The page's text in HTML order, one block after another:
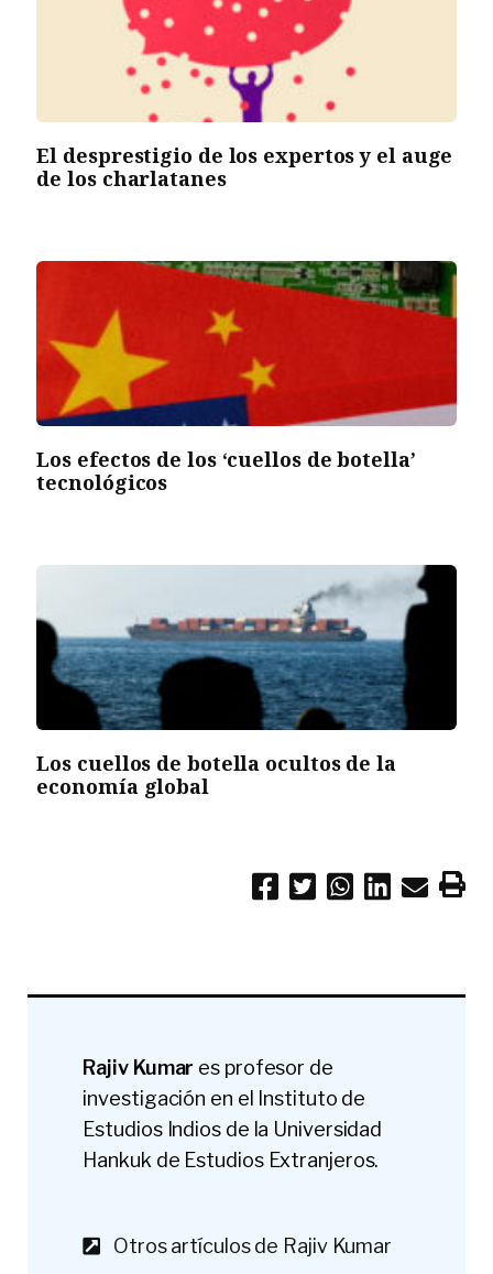
El desprestigio de los expertos y el auge
de los charlatanes
Los efectos de los ‘cuellos de botella’
tecnológicos
Los cuellos de botella ocultos de la
economía global
Rajiv Kumar es profesor de
investigación en el Instituto de
Estudios Indios de la Universidad
Hankuk de Estudios Extranjeros.
Otros artículos de Rajiv Kumar